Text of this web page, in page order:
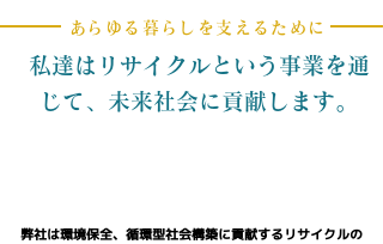
​あらゆる暮らしを支えるために
私達はリサイクルという事業を通
じて、未来社会に貢献します。
弊社は環境保全、循環型社会構築に貢献するリサイクルの